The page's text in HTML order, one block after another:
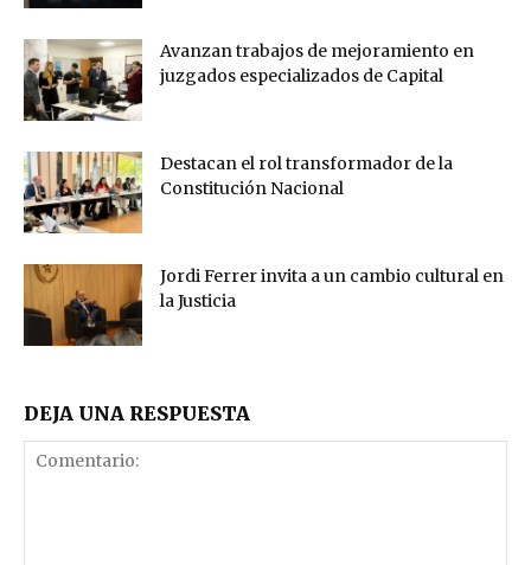
Avanzan trabajos de mejoramiento en
juzgados especializados de Capital
Destacan el rol transformador de la
Constitución Nacional
Jordi Ferrer invita a un cambio cultural en
la Justicia
DEJA UNA RESPUESTA